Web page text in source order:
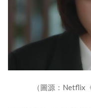
（圖源：Netflix